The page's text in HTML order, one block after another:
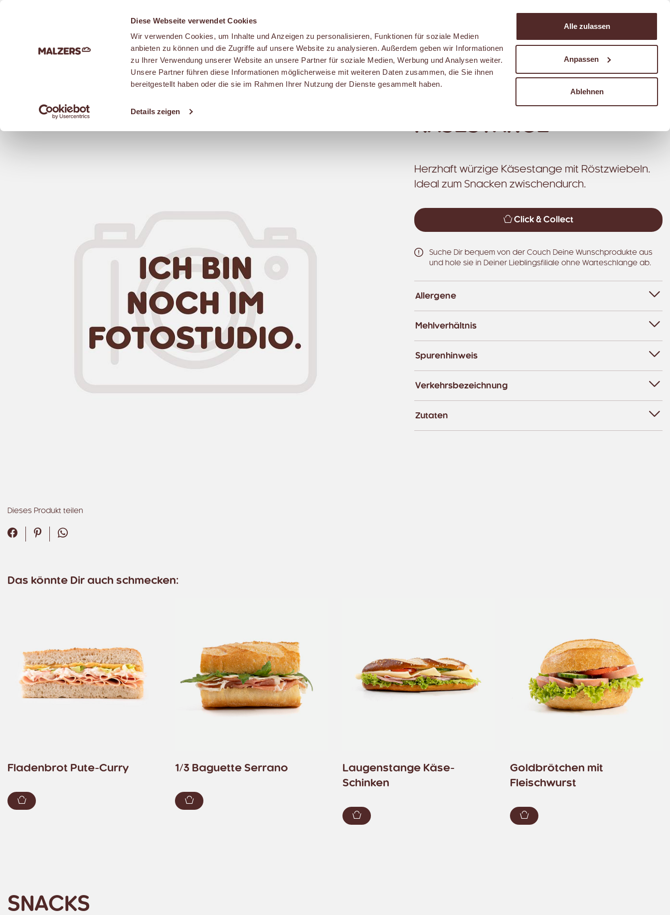
Diese Webseite verwendet Cookies
Wir verwenden Cookies, um Inhalte und Anzeigen zu personalisieren, Funktionen für soziale Medien
anbieten zu können und die Zugriffe auf unsere Website zu analysieren. Außerdem geben wir Informationen
zu Ihrer Verwendung unserer Website an unsere Partner für soziale Medien, Werbung und Analysen weiter.
Unsere Partner führen diese Informationen möglicherweise mit weiteren Daten zusammen, die Sie ihnen
bereitgestellt haben oder die sie im Rahmen Ihrer Nutzung der Dienste gesammelt haben.
Details zeigen
Alle zulassen
Anpassen
Ablehnen
KÄSESTANGE
Herzhaft würzige Käsestange mit Röstzwiebeln.
Ideal zum Snacken zwischendurch.
Click & Collect
Suche Dir bequem von der Couch Deine Wunschprodukte aus
und hole sie in Deiner Lieblingsfiliale ohne Warteschlange ab.
Allergene
Mehlverhältnis
Spurenhinweis
Verkehrsbezeichnung
Zutaten
Dieses Produkt teilen
Facebook
PinterestWhatsApp
Das könnte Dir auch schmecken:
Fladenbrot Pute-Curry
Zum Warenkorb hinzufügen
1/3 Baguette Serrano
Zum Warenkorb hinzufügen
Laugenstange Käse-
Schinken
Zum Warenkorb hinzufügen
Goldbrötchen mit
Fleischwurst
Zum Warenkorb hinzufügen
SNACKS